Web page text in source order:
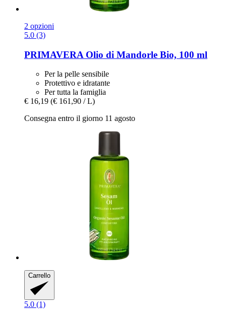
2 opzioni
5.0 (3)
PRIMAVERA Olio di Mandorle Bio, 100 ml
Per la pelle sensibile
Protettivo e idratante
Per tutta la famiglia
€ 16,19 (€ 161,90 / L)
Consegna entro il giorno 11 agosto
Carrello
5.0 (1)